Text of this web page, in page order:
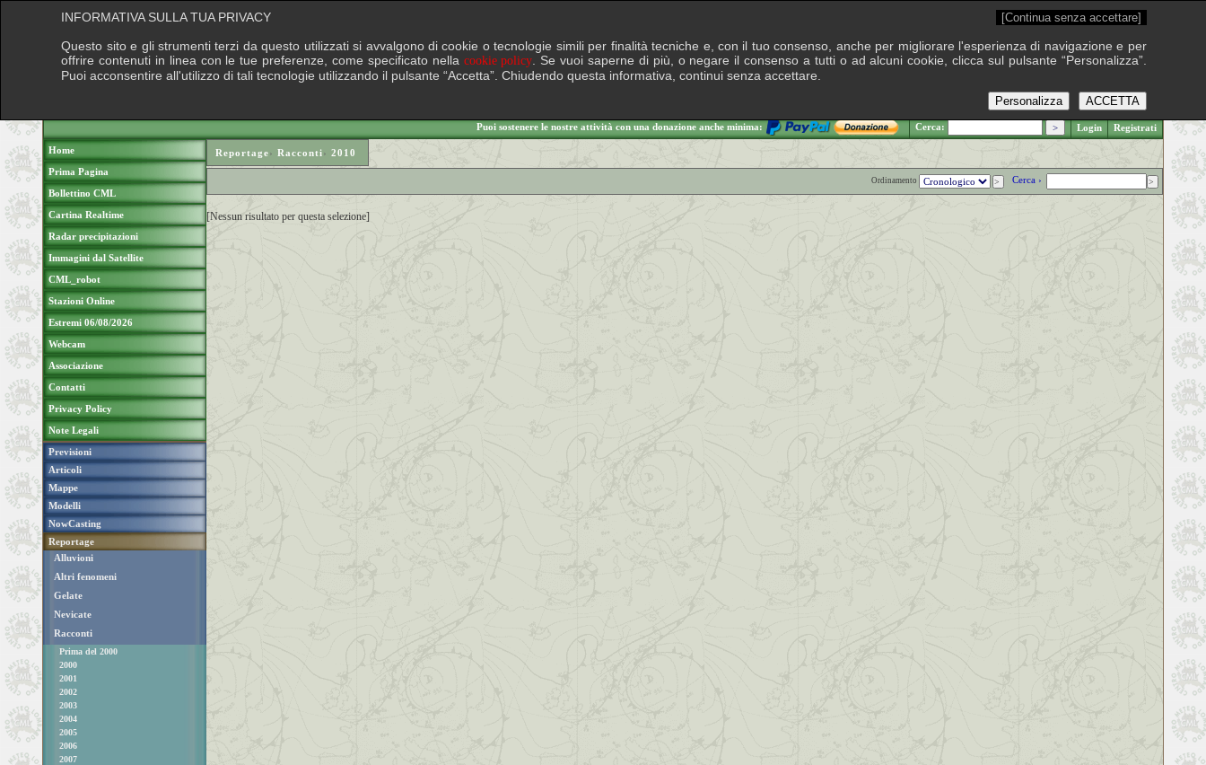
.: Venerdì 7 agosto 2026
Puoi sostenere le nostre attività con una donazione anche minima: Cerca: Login Registrati
Home
Prima Pagina
Bollettino CML
Cartina Realtime
Radar precipitazioni
Immagini dal Satellite
CML_robot
Stazioni Online
Estremi 06/08/2026
Webcam
Associazione
Contatti
Privacy Policy
Note Legali
Previsioni
Articoli
Mappe
Modelli
NowCasting
Reportage
Alluvioni
Altri fenomeni
Gelate
Nevicate
Racconti
Prima del 2000
2000
2001
2002
2003
2004
2005
2006
2007
Reportage› Racconti› 2010
Ordinamento Cerca ›
[Nessun risultato per questa selezione]
INFORMATIVA SULLA TUA PRIVACY [Continua senza accettare]
Questo sito e gli strumenti terzi da questo utilizzati si avvalgono di cookie o tecnologie simili per finalità tecniche e, con il tuo consenso, anche per migliorare l'esperienza di navigazione e per
offrire contenuti in linea con le tue preferenze, come specificato nella cookie policy . Se vuoi saperne di più, o negare il consenso a tutti o ad alcuni cookie, clicca sul pulsante “Personalizza”.
Puoi acconsentire all'utilizzo di tali tecnologie utilizzando il pulsante “Accetta”. Chiudendo questa informativa, continui senza accettare.
ACCETTA
Personalizza